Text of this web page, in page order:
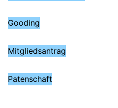
Gooding
Mitgliedsantrag
Patenschaft